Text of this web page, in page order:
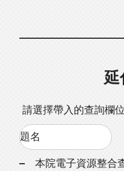
延
請選擇帶入的查詢欄位
本院電子資源整合